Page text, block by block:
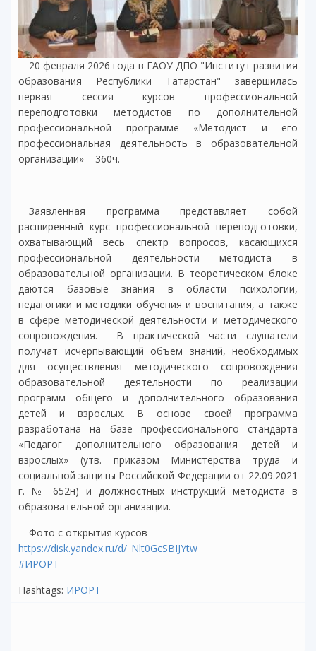
20 февраля 2026 года в ГАОУ ДПО "Институт развития
образования Республики Татарстан" завершилась
первая сессия курсов профессиональной
переподготовки методистов по дополнительной
профессиональной программе «Методист и его
профессиональная деятельность в образовательной
организации» – 360ч.
Заявленная программа представляет собой
расширенный курс профессиональной переподготовки,
охватывающий весь спектр вопросов, касающихся
профессиональной деятельности методиста в
образовательной организации. В теоретическом блоке
даются базовые знания в области психологии,
педагогики и методики обучения и воспитания, а также
в сфере методической деятельности и методического
сопровождения. В практической части слушатели
получат исчерпывающий объем знаний, необходимых
для осуществления методического сопровождения
образовательной деятельности по реализации
программ общего и дополнительного образования
детей и взрослых. В основе своей программа
разработана на базе профессионального стандарта
«Педагог дополнительного образования детей и
взрослых» (утв. приказом Министерства труда и
социальной защиты Российской Федерации от 22.09.2021
г. № 652н) и должностных инструкций методиста в
образовательной организации.
Фото с открытия курсов
https://disk.yandex.ru/d/_Nlt0GcSBIJYtw
#ИРОРТ
Hashtags: ИРОРТ